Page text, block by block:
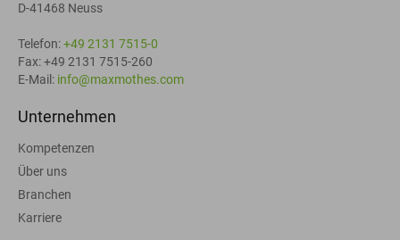
D-41468 Neuss
Telefon:+49 2131 7515-0
Fax: +49 2131 7515-260
E-Mail: info@maxmothes.com
Unternehmen
Kompetenzen
Über uns
Branchen
Karriere